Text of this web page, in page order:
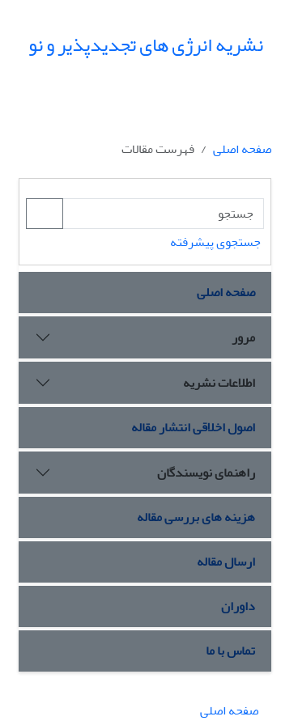
نشریه انرژی های تجدیدپذیر و نو
صفحه اصلی
فهرست مقالات
جستجوی پیشرفته
صفحه اصلی
مرور
اطلاعات نشریه
اصول اخلاقی انتشار مقاله
راهنمای نویسندگان
هزینه های بررسی مقاله
ارسال مقاله
داوران
تماس با ما
صفحه اصلی